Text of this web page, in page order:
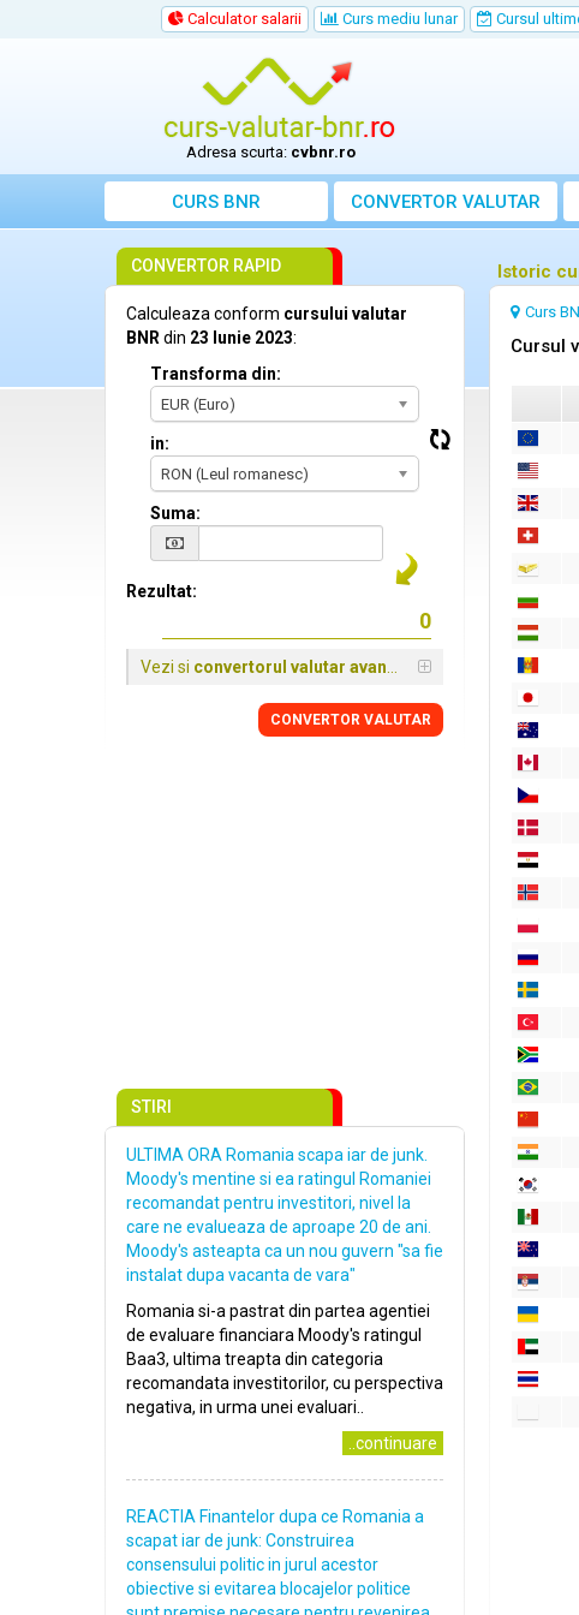
Calculator salarii Curs mediu lunar Cursul
Adresa scurta: cvbnr.ro
CURS BNR CONVERTOR VALUTAR
Istoric
Curs
Cursul
CONVERTOR RAPID
Calculeaza conform cursului valutar
BNR din 23 Iunie 2023:
Transforma din:
EUR (Euro)
in:
RON (Leul romanesc)
Suma:
Rezultat:
Vezi si convertorul valutar avansat
CONVERTOR VALUTAR
STIRI
ULTIMA ORA Romania scapa iar de junk.
Moody's mentine si ea ratingul Romaniei
recomandat pentru investitori, nivel la
care ne evalueaza de aproape 20 de ani.
Moody's asteapta ca un nou guvern "sa fie
instalat dupa vacanta de vara"
Romania si-a pastrat din partea agentiei
de evaluare financiara Moody's ratingul
Baa3, ultima treapta din categoria
recomandata investitorilor, cu perspectiva
negativa, in urma unei evaluari..
..continuare
REACTIA Finantelor dupa ce Romania a
scapat iar de junk: Construirea
consensului politic in jurul acestor
obiective si evitarea blocajelor politice